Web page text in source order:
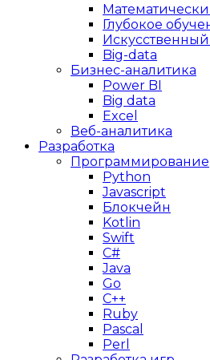
Глубокое
Big-data
Бизнес-аналитика
Power BI
Big data
Excel
Веб-аналитика
Разработка
Программирование
Python
Javascript
Блокчейн
Kotlin
Swift
C#
Java
Go
C++
Ruby
Pascal
Perl